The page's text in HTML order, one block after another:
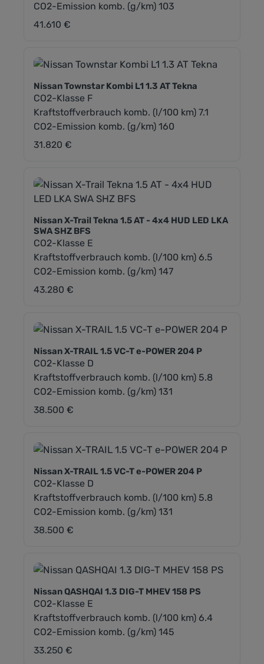
CO2-Emission komb. (g/km) 103
Regulärer Preis:
41.610 €
Nissan Townstar Kombi L1 1.3 AT Tekna
CO2-Klasse F
Kraftstoffverbrauch komb. (l/100 km) 7.1
CO2-Emission komb. (g/km) 160
Regulärer Preis:
31.820 €
Nissan X-Trail Tekna 1.5 AT - 4x4 HUD LED LKA
SWA SHZ BFS
CO2-Klasse E
Kraftstoffverbrauch komb. (l/100 km) 6.5
CO2-Emission komb. (g/km) 147
Regulärer Preis:
43.280 €
Nissan X-TRAIL 1.5 VC-T e-POWER 204 P
CO2-Klasse D
Kraftstoffverbrauch komb. (l/100 km) 5.8
CO2-Emission komb. (g/km) 131
Regulärer Preis:
38.500 €
Nissan X-TRAIL 1.5 VC-T e-POWER 204 P
CO2-Klasse D
Kraftstoffverbrauch komb. (l/100 km) 5.8
CO2-Emission komb. (g/km) 131
Regulärer Preis:
38.500 €
Nissan QASHQAI 1.3 DIG-T MHEV 158 PS
CO2-Klasse E
Kraftstoffverbrauch komb. (l/100 km) 6.4
CO2-Emission komb. (g/km) 145
Regulärer Preis:
33.250 €